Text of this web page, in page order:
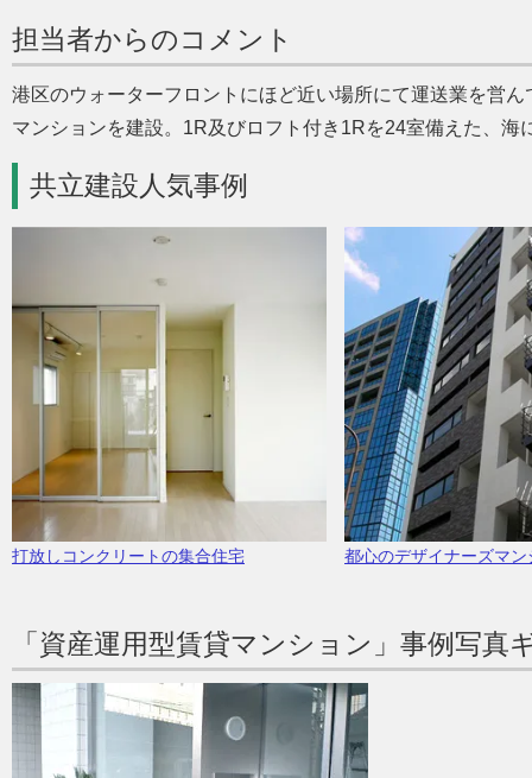
担当者からのコメント
港区のウォーターフロントにほど近い場所にて運送業を営
マンションを建設。1R及びロフト付き1Rを24室備えた、海
共立建設人気事例
打放しコンクリートの集合住宅 都心のデザイナーズマン
「資産運用型賃貸マンション」事例写真